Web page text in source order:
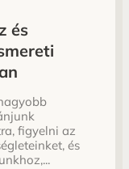
és
figyelni az
és